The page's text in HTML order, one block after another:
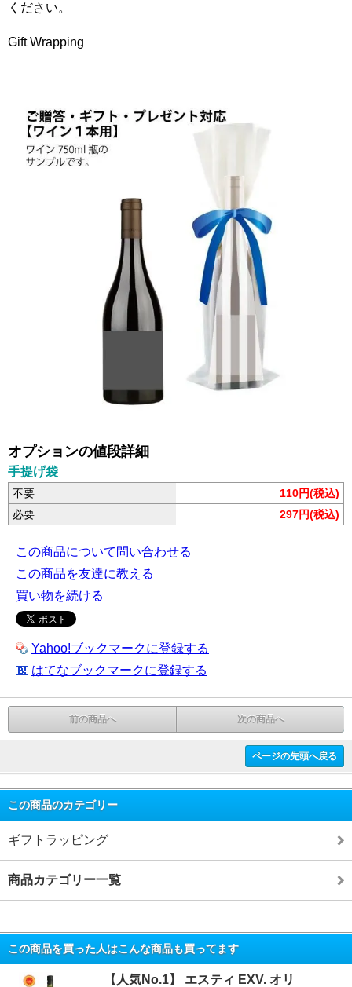
ください。
Gift Wrapping
オプションの値段詳細
手提げ袋
不要
110円(税込)
必要
297円(税込)
この商品について問い合わせる
この商品を友達に教える
買い物を続ける
Yahoo!ブックマークに登録する
はてなブックマークに登録する
前の商品へ 次の商品へ
ページの先頭へ戻る
この商品のカテゴリー
ギフトラッピング
商品カテゴリー一覧
この商品を買った人はこんな商品も買ってます
【人気No.1】 エスティ EXV. オリ